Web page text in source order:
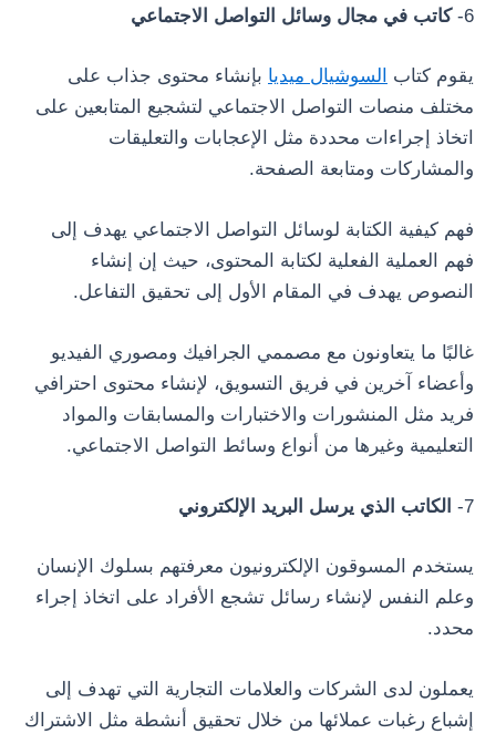
6- كاتب في مجال وسائل التواصل الاجتماعي
يقوم كتاب السوشيال ميديا بإنشاء محتوى جذاب على
مختلف منصات التواصل الاجتماعي لتشجيع المتابعين على
اتخاذ إجراءات محددة مثل الإعجابات والتعليقات
والمشاركات ومتابعة الصفحة.
فهم كيفية الكتابة لوسائل التواصل الاجتماعي يهدف إلى
فهم العملية الفعلية لكتابة المحتوى، حيث إن إنشاء
النصوص يهدف في المقام الأول إلى تحقيق التفاعل.
غالبًا ما يتعاونون مع مصممي الجرافيك ومصوري الفيديو
وأعضاء آخرين في فريق التسويق، لإنشاء محتوى احترافي
فريد مثل المنشورات والاختبارات والمسابقات والمواد
التعليمية وغيرها من أنواع وسائط التواصل الاجتماعي.
7- الكاتب الذي يرسل البريد الإلكتروني
يستخدم المسوقون الإلكترونيون معرفتهم بسلوك الإنسان
وعلم النفس لإنشاء رسائل تشجع الأفراد على اتخاذ إجراء
محدد.
يعملون لدى الشركات والعلامات التجارية التي تهدف إلى
إشباع رغبات عملائها من خلال تحقيق أنشطة مثل الاشتراك